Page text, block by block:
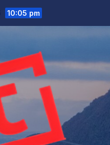
10:05 pm